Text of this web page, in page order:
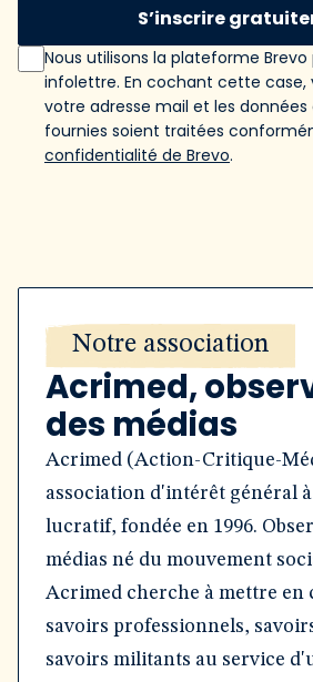
S’inscrire
Nous utilisons la plateforme
infolettre. En cochant cette case,
votre adresse mail et les données
fournies soient traitées
confidentialité de Brevo.
Notre association
Acrimed,
des médias
Acrimed (Action-Critique-
association d'intérêt général
lucratif, fondée en 1996.
médias né du mouvement
Acrimed cherche à mettre en
savoirs professionnels,
savoirs militants au service